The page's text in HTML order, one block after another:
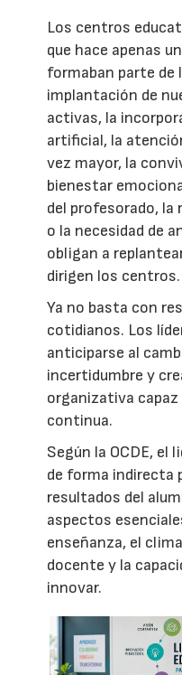
Los centros
que hace apenas
formaban parte de
implantación de
activas, la
artificial, la
vez mayor, la
bienestar
del profesorado,
o la necesidad de
obligan a
dirigen los centros.
Ya no basta con
cotidianos. Los
anticiparse al
incertidumbre y
organizativa
continua.
Según la OCDE, el
de forma indirecta
resultados del
aspectos
enseñanza, el
docente y la
innovar.